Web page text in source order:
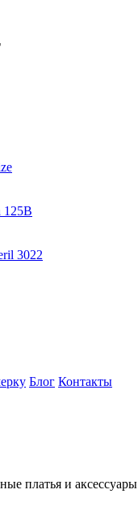
Блог Контакты
платья и аксессуары